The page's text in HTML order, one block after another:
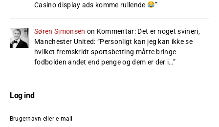
Casino display ads komme rullende
”
Søren Simonsen on Kommentar: Det er noget svineri,
Manchester United: “Personligt kan jeg kan ikke se
hvilket fremskridt sportsbetting måtte bringe
fodbolden andet end penge og dem er der i…”
Log ind
Brugernavn eller e-mail